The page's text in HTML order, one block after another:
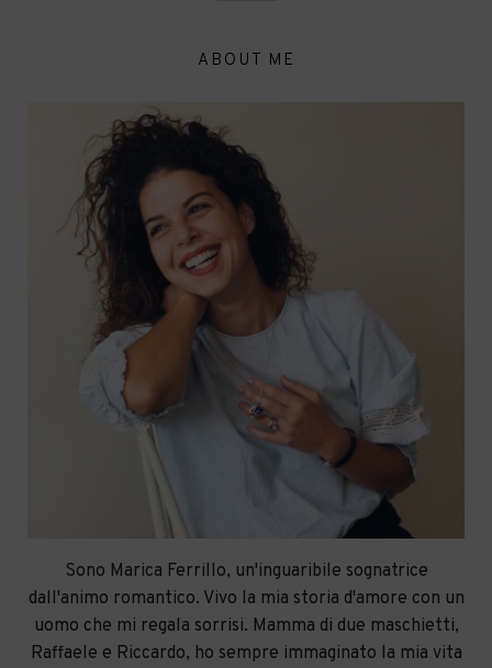
ABOUT ME
Sono Marica Ferrillo, un'inguaribile sognatrice
dall'animo romantico. Vivo la mia storia d'amore con un
uomo che mi regala sorrisi. Mamma di due maschietti,
Raffaele e Riccardo, ho sempre immaginato la mia vita